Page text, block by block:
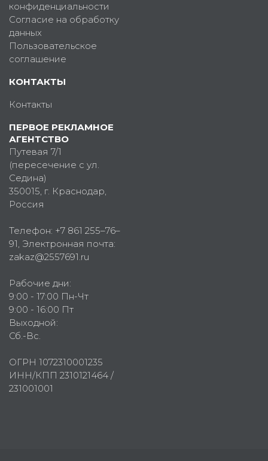
конфиденциальности
Согласие на обработку
данных
Пользовательское
соглашение
КОНТАКТЫ
Контакты
ПЕРВОЕ РЕКЛАМНОЕ
АГЕНТСТВО
Путевая 7/1
(пересечение с ул.
Седина)
350015, г. Краснодар,
Россия
Телефон: +7 861 255–76–
91, Электронная почта:
zakaz@2557691.ru
Рабочие дни:
9:00 - 17:00 Пн-Чт
9:00 - 16:00 Пт
Выходной:
Сб.-Вс.
ОГРН 1072310001235
ИНН/КПП 2310121464 /
231001001